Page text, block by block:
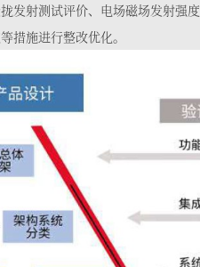
发射测试评价、电场磁场发射
措施进行整改优化。